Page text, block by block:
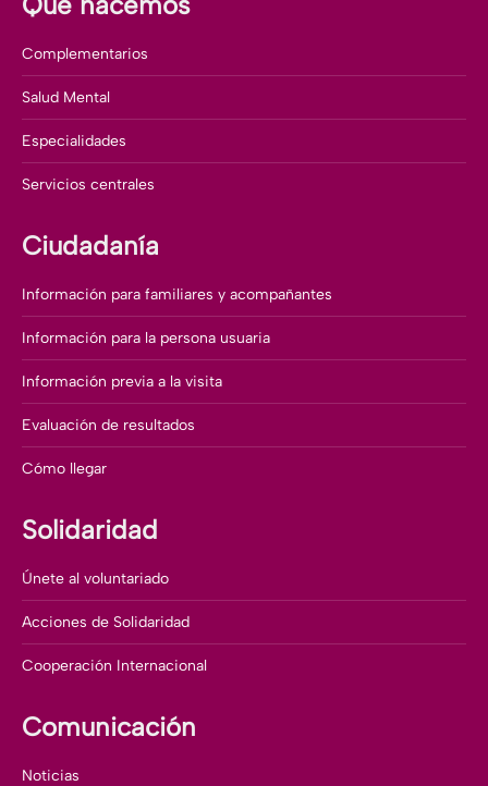
Complementarios
Salud Mental
Especialidades
Servicios centrales
Ciudadanía
Información para familiares y acompañantes
Información para la persona usuaria
Información previa a la visita
Evaluación de resultados
Cómo llegar
Solidaridad
Únete al voluntariado
Acciones de Solidaridad
Cooperación Internacional
Comunicación
Noticias